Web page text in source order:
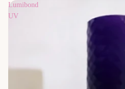
Lumibond
UV